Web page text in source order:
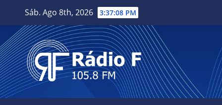
content
Sáb. Ago 8th, 2026 3:37:09 PM